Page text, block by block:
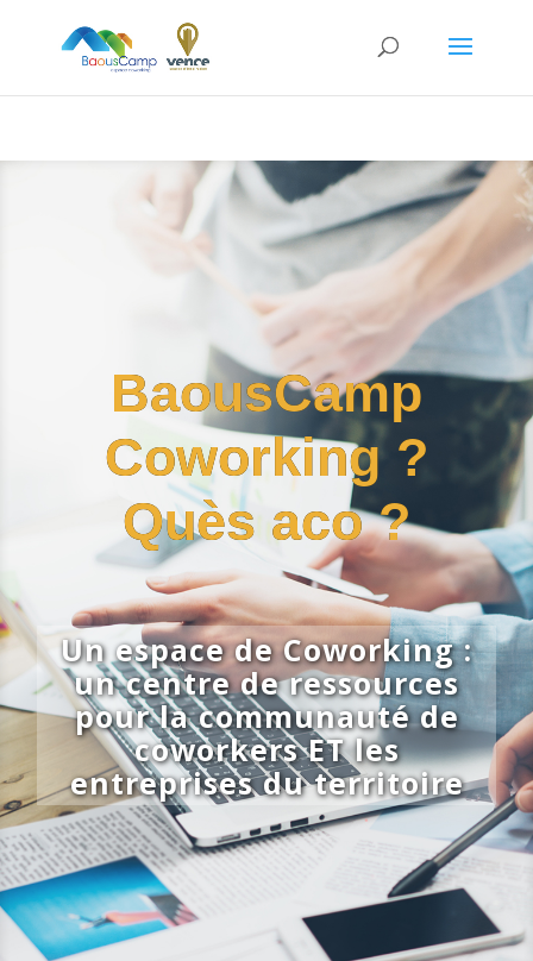
// add '&rel=0' to end of all YouTube video URL's // to
prevent displaying related videos
BaousCamp
Coworking ?
Quès aco ?
Un espace de Coworking :
un centre de ressources
pour la communauté de
coworkers ET les
entreprises du territoire